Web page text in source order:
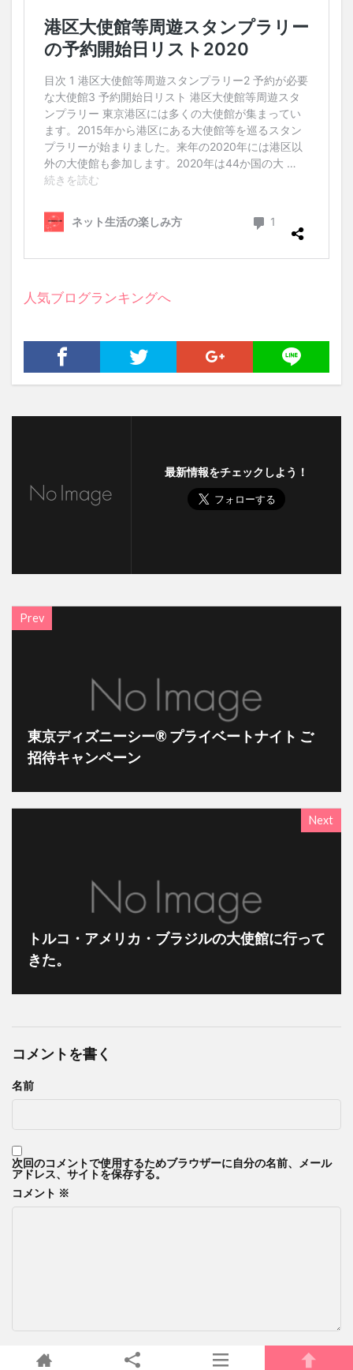
人気ブログランキングへ
最新情報をチェックしよう！
Prev
東京ディズニーシー® プライベートナイト ご
招待キャンペーン
Next
トルコ・アメリカ・ブラジルの大使館に行って
きた。
コメントを書く
名前
次回のコメントで使用するためブラウザーに自分の名前、メール
アドレス、サイトを保存する。
コメント ※